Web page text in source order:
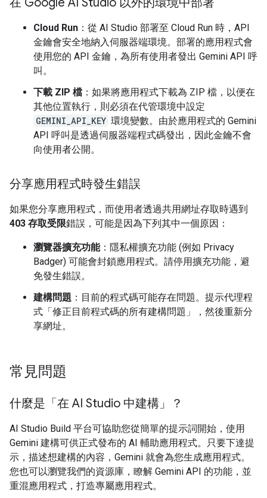
Cloud Run ：從 AI Studio 部署至 Cloud Run 時，API
金鑰會安全地納入伺服器端環境。部署的應用程式會
使用您的 API 金鑰，為所有使用者發出 Gemini API 呼
叫。
下載 ZIP 檔 ：如果將應用程式下載為 ZIP 檔，以便在
其他位置執行，則必須在代管環境中設定
GEMINI_API_KEY 環境變數。由於應用程式的 Gemini
API 呼叫是透過伺服器端程式碼發出，因此金鑰不會
向使用者公開。
分享應用程式時發生錯誤
如果您分享應用程式，而使用者透過共用網址存取時遇到
403 存取受限錯誤，可能是因為下列其中一個原因：
瀏覽器擴充功能：隱私權擴充功能 (例如 Privacy
Badger) 可能會封鎖應用程式。請停用擴充功能，避
免發生錯誤。
建構問題 ：目前的程式碼可能存在問題。提示代理程
式「修正目前程式碼的所有建構問題」，然後重新分
享網址。
常見問題
什麼是「在 AI Studio 中建構」？
AI Studio Build 平台可協助您從簡單的提示詞開始，使用
Gemini 建構可供正式發布的 AI 輔助應用程式。只要下達提
示，描述想建構的內容，Gemini 就會為您生成應用程式。
您也可以瀏覽我們的資源庫，瞭解 Gemini API 的功能，並
重混應用程式，打造專屬應用程式。